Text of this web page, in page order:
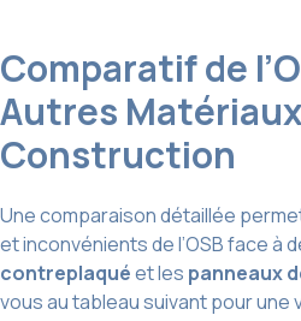
Comparatif de
Autres
Construction
Une comparaison détaillée
et inconvénients de l’OSB face
contreplaquéet les panneaux
vous au tableau suivant pour une